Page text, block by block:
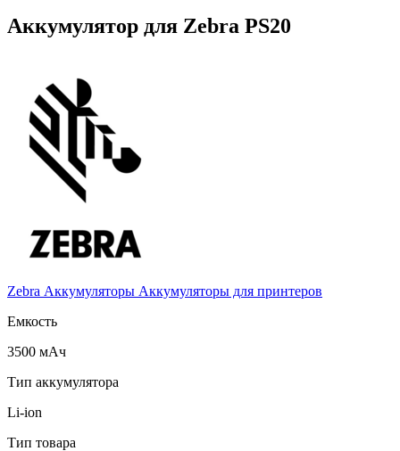
Аккумулятор для Zebra PS20
Zebra Аккумуляторы Аккумуляторы для принтеров
Емкость
3500 мАч
Тип аккумулятора
Li-ion
Тип товара